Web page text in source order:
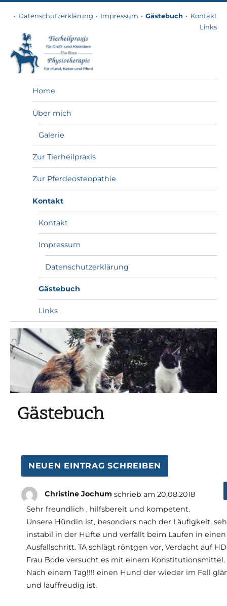
Kontakt
Gästebuch
Impressum
Datenschutzerklärung
Links
Tierheilpraxis
Home
Über mich
Galerie
Zur Tierheilpraxis
Zur Pferdeosteopathie
Kontakt
Kontakt
Impressum
Datenschutzerklärung
Gästebuch
Links
Gästebuch
Christine Jochum schrieb am 20.08.2018
Sehr freundlich , hilfsbereit und kompetent.
Unsere Hündin ist, besonders nach der Läufigkeit,
instabil in der Hüfte und verfällt beim Laufen in einen
Ausfallschritt. TA schlägt röntgen vor, Verdacht auf
Frau Bode versucht es mit einem Konstitutionsmittel.
Nach einem Tag!!!! einen Hund der wieder im Fell
und lauffreudig ist.